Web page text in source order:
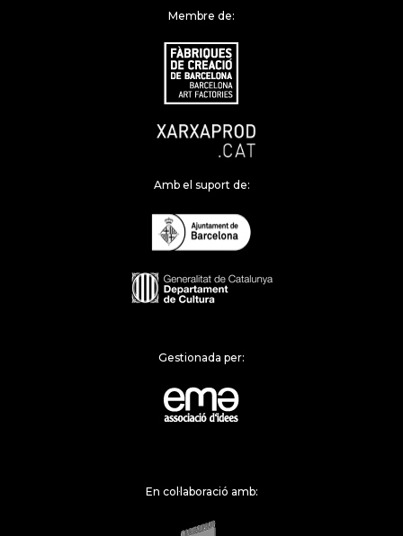
Membre de:
Amb el suport de:
Gestionada per:
En col·laboració amb: